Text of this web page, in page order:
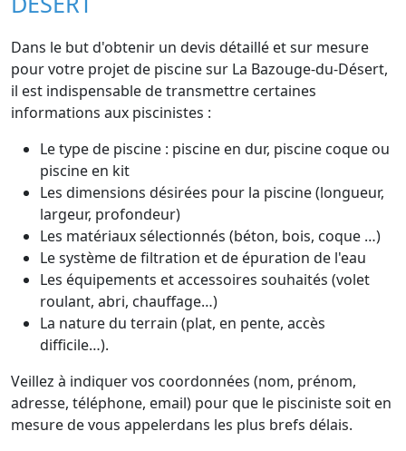
Dans le but d'obtenir un devis détaillé et sur mesure
pour votre projet de piscine sur La Bazouge-du-Désert,
il est indispensable de transmettre certaines
informations aux piscinistes :
Le type de piscine : piscine en dur, piscine coque ou
piscine en kit
Les dimensions désirées pour la piscine (longueur,
largeur, profondeur)
Les matériaux sélectionnés (béton, bois, coque …)
Le système de filtration et de épuration de l'eau
Les équipements et accessoires souhaités (volet
roulant, abri, chauffage…)
La nature du terrain (plat, en pente, accès
difficile…).
Veillez à indiquer vos coordonnées (nom, prénom,
adresse, téléphone, email) pour que le pisciniste soit en
mesure de vous appelerdans les plus brefs délais.